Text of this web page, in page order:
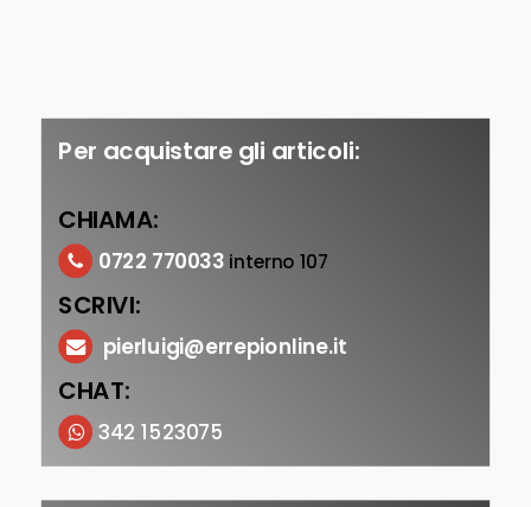
Per acquistare gli articoli:
CHIAMA:
0722 770033 interno 107
SCRIVI:
pierluigi@errepionline.it
CHAT:
342 1523075